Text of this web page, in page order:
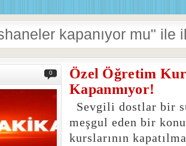
kapanıyor mu" ile
0
Özel Öğretim
Kapanmıyor!
Sevgili dostlar bir
meşgul eden bir
kurslarının